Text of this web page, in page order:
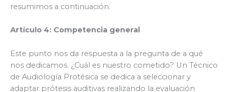
resumimos a continuación.
Artículo 4: Competencia general
Este punto nos da respuesta a la pregunta de a qué
nos dedicamos. ¿Cuál es nuestro cometido? Un Técnico
de Audiología Protésica se dedica a seleccionar y
adaptar prótesis auditivas realizando la evaluación